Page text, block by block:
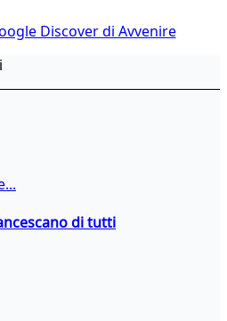
Discover di Avvenire
di tutti